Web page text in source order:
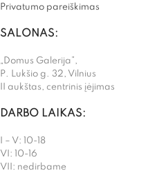
Privatumo pareiškimas
SALONAS:
„Domus Galerija”,
P. Lukšio g. 32, Vilnius
II aukštas, centrinis įėjimas
DARBO LAIKAS:
I – V: 10-18
VI: 10-16
VII: nedirbame